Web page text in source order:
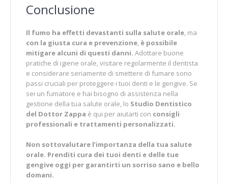
Conclusione
Il fumo ha effetti devastanti sulla salute orale, ma
con la giusta cura e prevenzione, è possibile
mitigare alcuni di questi danni. Adottare buone
pratiche di igiene orale, visitare regolarmente il dentista
e considerare seriamente di smettere di fumare sono
passi cruciali per proteggere i tuoi denti e le gengive. Se
sei un fumatore e hai bisogno di assistenza nella
gestione della tua salute orale, lo Studio Dentistico
del Dottor Zappa è qui per aiutarti con consigli
professionali e trattamenti personalizzati.
Non sottovalutare l’importanza della tua salute
orale. Prenditi cura dei tuoi denti e delle tue
gengive oggi per garantirti un sorriso sano e bello
domani.